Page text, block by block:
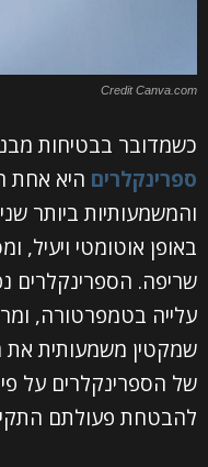
Credit Canva.com
כשמדובר בבטיחות
ספרינקלרים היא אחת
והמשמעותיות ביותר
באופן אוטומטי
שריפה. הספרינקלרים
עלייה בטמפרטורה,
שמקטין משמעותית את
של הספרינקלרים על
להבטחת פעולתם